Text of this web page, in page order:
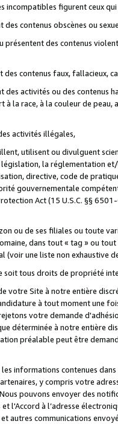
incompatibles figurent ceux
contenus obscènes ou
des contenus
contenus faux, fallacieux,
activités ou des contenus
la race, à la couleur de
activités illégales,
utilisent ou divulguent
la réglementation
directive, code de
gouvernementale
Act (15 U.S.C. §§
ou de ses filiales ou toute
dans tout « tag » ou
(voir une liste non exhaustive
soit tous droits de propriété
votre Site à notre entière
à tout moment une
votre demande
déterminée à notre entière
préalable peut être
les informations contenues
y compris votre
pouvons envoyer des
l'Accord à l’adresse
autres communications